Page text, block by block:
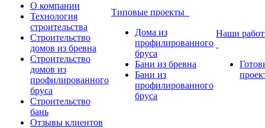
О компании
Технология
строительства
Строительство
домов из бревна
Строительство
домов из
профилированного
бруса
Строительство
бань
Отзывы клиентов
Типовые проекты
Дома из
профилированного
бруса
Бани из бревна
Бани из
профилированного
бруса
Наши